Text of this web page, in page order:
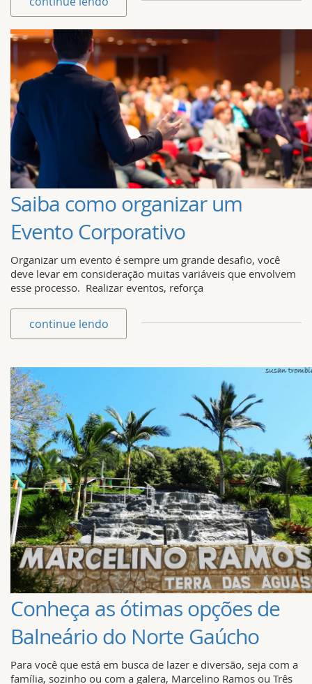
Saiba como organizar um
Evento Corporativo
Organizar um evento é sempre um grande desafio, você
deve levar em consideração muitas variáveis que envolvem
esse processo. Realizar eventos, reforça
continue lendo
Conheça as ótimas opções de
Balneário do Norte Gaúcho
Para você que está em busca de lazer e diversão, seja com a
família, sozinho ou com a galera, Marcelino Ramos ou Três